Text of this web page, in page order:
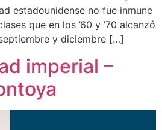
estadounidense no fue inmune
que en los ’60 y ’70 alcanzó
y diciembre […]
imperial –